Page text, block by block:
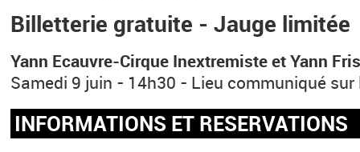
Billetterie gratuite - Jauge limitée
Yann Ecauvre-Cirque Inextremiste et Yann
Samedi 9 juin - 14h30 - Lieu communiqué sur
INFORMATIONS ET RESERVATIONS